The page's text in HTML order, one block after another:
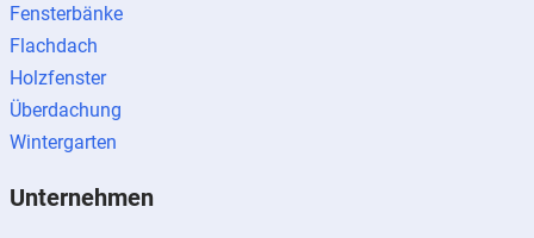
Fensterbänke
Flachdach
Holzfenster
Überdachung
Wintergarten
Unternehmen